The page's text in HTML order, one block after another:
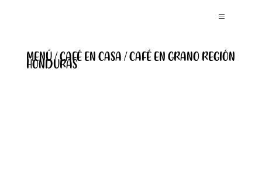
MENÚ / CAFÉ EN CASA / CAFÉ EN GRANO REGIÓN
HONDURAS